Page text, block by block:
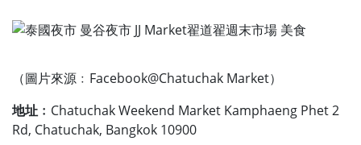
（圖片來源﹕Facebook@Chatuchak Market）
地址﹕ Chatuchak Weekend Market Kamphaeng Phet 2
Rd, Chatuchak, Bangkok 10900